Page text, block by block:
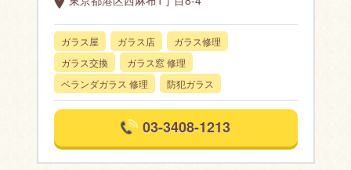
ガラス屋 ガラス店
ガラス修理
ガラス交換
ガラス窓 修理
ベランダガラス 修理
防犯ガラス
03-3408-1213